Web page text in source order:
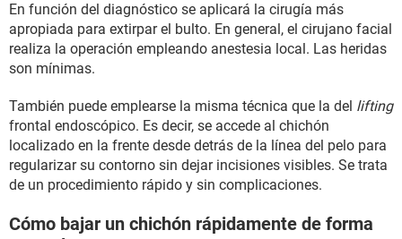
En función del diagnóstico se aplicará la cirugía más
apropiada para extirpar el bulto. En general, el cirujano facial
realiza la operación empleando anestesia local. Las heridas
son mínimas.
También puede emplearse la misma técnica que la del lifting
frontal endoscópico. Es decir, se accede al chichón
localizado en la frente desde detrás de la línea del pelo para
regularizar su contorno sin dejar incisiones visibles. Se trata
de un procedimiento rápido y sin complicaciones.
Cómo bajar un chichón rápidamente de forma